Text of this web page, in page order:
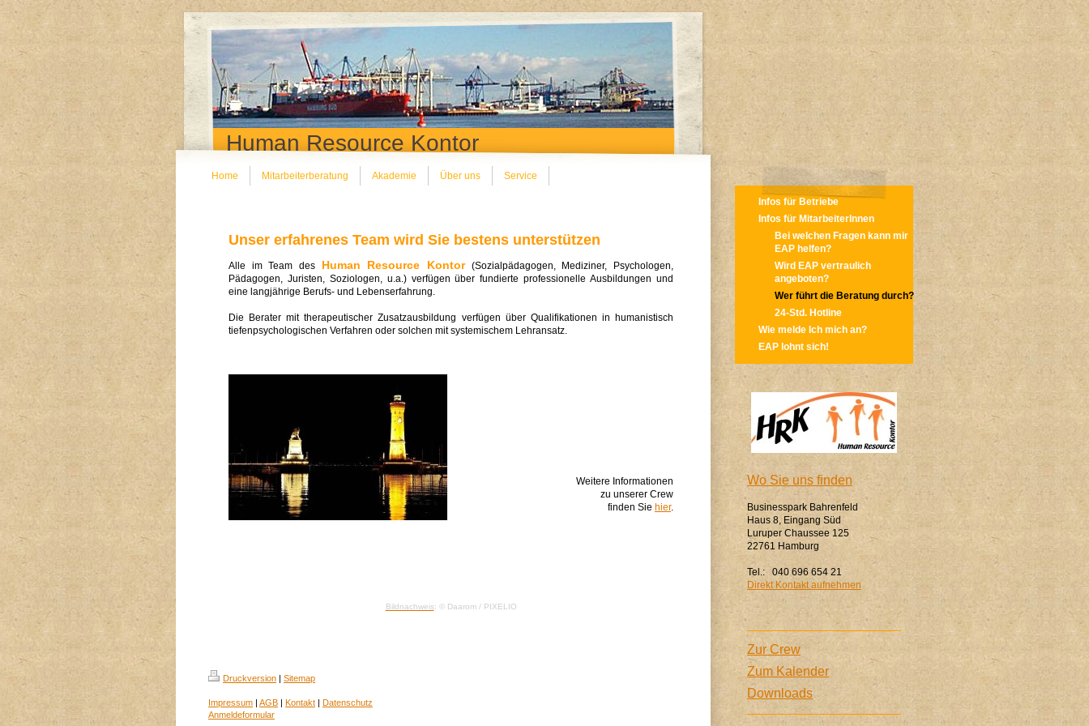
Human Resource Kontor
Home Mitarbeiterberatung Akademie Über uns Service
Unser erfahrenes Team wird Sie bestens unterstützen
Alle im Team des Human Resource Kontor(Sozialpädagogen, Mediziner, Psychologen,
Pädagogen, Juristen, Soziologen, u.a.) verfügen über fundierte professionelle Ausbildungen und
eine langjährige Berufs- und Lebens­erfahrung.
Die Berater mit therapeutischer Zusatzausbildung verfügen über Qualifikationen in humanistisch
tiefenpsychologischen Verfahren oder solchen mitsystemischem Lehransatz.
Weitere Informationen
zu unserer Crew
finden Sie hier.
Bildnachweis: © Daarom / PIXELIO
Druckversion | Sitemap
Impressum | AGB | Kontakt | Datenschutz
Anmeldeformular
Infos für Betriebe
Infos für MitarbeiterInnen
Bei welchen Fragen kann mir
EAP helfen?
Wird EAP vertraulich
angeboten?
Wer führt die Beratung durch?
24-Std. Hotline
Wie melde Ich mich an?
EAP lohnt sich!
Wo Sie uns finden
Businesspark Bahrenfeld
Haus 8, Eingang Süd
Luruper Chaussee 125
22761 Hamburg
Tel.: 040 696 654 21
Direkt Kontakt aufnehmen
Zur Crew
Zum Kalender
Downloads